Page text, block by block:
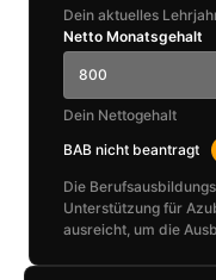
Dein aktuelles
Netto Monatsgehalt
Dein Nettogehalt
BAB nicht beantragt
Die
Unterstützung für
ausreicht, um die